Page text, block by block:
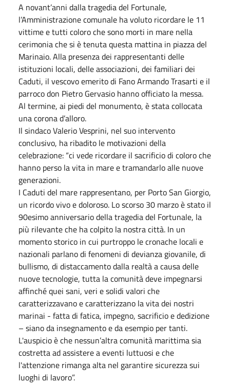
A novant’anni dalla tragedia del Fortunale,
l’Amministrazione comunale ha voluto ricordare le 11
vittime e tutti coloro che sono morti in mare nella
cerimonia che si è tenuta questa mattina in piazza del
Marinaio. Alla presenza dei rappresentanti delle
istituzioni locali, delle associazioni, dei familiari dei
Caduti, il vescovo emerito di Fano Armando Trasarti e il
parroco don Pietro Gervasio hanno officiato la messa.
Al termine, ai piedi del monumento, è stata collocata
una corona d’alloro.
Il sindaco Valerio Vesprini, nel suo intervento
conclusivo, ha ribadito le motivazioni della
celebrazione: “ci vede ricordare il sacrificio di coloro che
hanno perso la vita in mare e tramandarlo alle nuove
generazioni.
I Caduti del mare rappresentano, per Porto San Giorgio,
un ricordo vivo e doloroso. Lo scorso 30 marzo è stato il
90esimo anniversario della tragedia del Fortunale, la
più rilevante che ha colpito la nostra città. In un
momento storico in cui purtroppo le cronache locali e
nazionali parlano di fenomeni di devianza giovanile, di
bullismo, di distaccamento dalla realtà a causa delle
nuove tecnologie, tutta la comunità deve impegnarsi
affinché quei sani, veri e solidi valori che
caratterizzavano e caratterizzano la vita dei nostri
marinai - fatta di fatica, impegno, sacrificio e dedizione
– siano da insegnamento e da esempio per tanti.
L'auspicio è che nessun’altra comunità marittima sia
costretta ad assistere a eventi luttuosi e che
l'attenzione rimanga alta nel garantire sicurezza sui
luoghi di lavoro”.